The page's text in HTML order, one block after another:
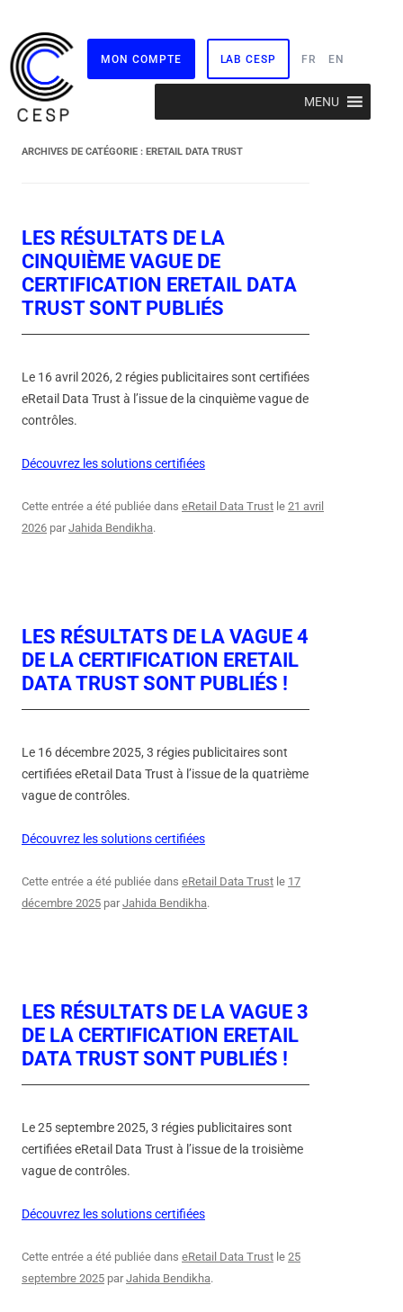
MON COMPTE LAB CESP FR EN
MENU
ARCHIVES DE CATÉGORIE : ERETAIL DATA TRUST
LES RÉSULTATS DE LA
CINQUIÈME VAGUE DE
CERTIFICATION ERETAIL DATA
TRUST SONT PUBLIÉS
Le 16 avril 2026, 2 régies publicitaires sont certifiées
eRetail Data Trust à l’issue de la cinquième vague de
contrôles.
Découvrez les solutions certifiées
Cette entrée a été publiée dans eRetail Data Trust le 21 avril
2026 parJahida Bendikha.
LES RÉSULTATS DE LA VAGUE 4
DE LA CERTIFICATION ERETAIL
DATA TRUST SONT PUBLIÉS !
Le 16 décembre 2025, 3 régies publicitaires sont
certifiées eRetail Data Trust à l’issue de la quatrième
vague de contrôles.
Découvrez les solutions certifiées
Cette entrée a été publiée dans eRetail Data Trust le 17
décembre 2025 parJahida Bendikha.
LES RÉSULTATS DE LA VAGUE 3
DE LA CERTIFICATION ERETAIL
DATA TRUST SONT PUBLIÉS !
Le 25 septembre 2025, 3 régies publicitaires sont
certifiées eRetail Data Trust à l’issue de la troisième
vague de contrôles.
Découvrez les solutions certifiées
Cette entrée a été publiée dans eRetail Data Trust le 25
septembre 2025 parJahida Bendikha.